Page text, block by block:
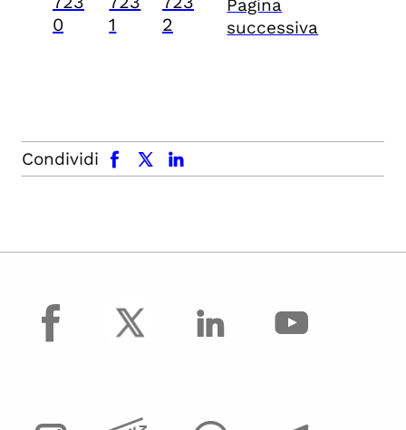
0
1
2
Pagina
successiva
Condividi
facebook x.com linkedin
facebook